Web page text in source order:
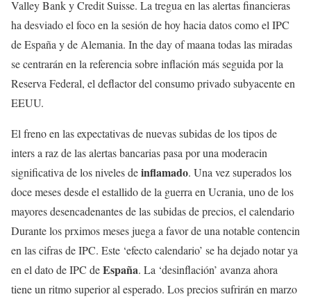
Valley Bank y Credit Suisse. La tregua en las alertas financieras
ha desviado el foco en la sesión de hoy hacia datos como el IPC
de España y de Alemania. In the day of maana todas las miradas
se centrarán en la referencia sobre inflación más seguida por la
Reserva Federal, el deflactor del consumo privado subyacente en
EEUU.
El freno en las expectativas de nuevas subidas de los tipos de
inters a raz de las alertas bancarias pasa por una moderacin
significativa de los niveles deinflamado. Una vez superados los
doce meses desde el estallido de la guerra en Ucrania, uno de los
mayores desencadenantes de las subidas de precios, el calendario
Durante los prximos meses juega a favor de una notable contencin
en las cifras de IPC. Este ‘efecto calendario’ se ha dejado notar ya
en el dato de IPC deEspaña. La ‘desinflación’ avanza ahora
tiene un ritmo superior al esperado. Los precios sufrirán en marzo